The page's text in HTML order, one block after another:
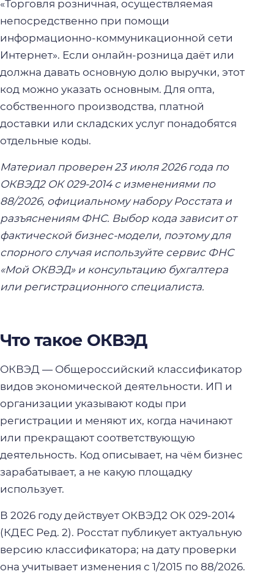
«Торговля розничная, осуществляемая
непосредственно при помощи
информационно-коммуникационной сети
Интернет». Если онлайн-розница даёт или
должна давать основную долю выручки, этот
код можно указать основным. Для опта,
собственного производства, платной
доставки или складских услуг понадобятся
отдельные коды.
Материал проверен 23 июля 2026 года по
ОКВЭД2 ОК 029-2014 с изменениями по
88/2026, официальному набору Росстата и
разъяснениям ФНС. Выбор кода зависит от
фактической бизнес-модели, поэтому для
спорного случая используйте сервис ФНС
«Мой ОКВЭД» и консультацию бухгалтера
или регистрационного специалиста.
Что такое ОКВЭД
ОКВЭД — Общероссийский классификатор
видов экономической деятельности. ИП и
организации указывают коды при
регистрации и меняют их, когда начинают
или прекращают соответствующую
деятельность. Код описывает, на чём бизнес
зарабатывает, а не какую площадку
использует.
В 2026 году действует ОКВЭД2 ОК 029-2014
(КДЕС Ред. 2). Росстат публикует актуальную
версию классификатора; на дату проверки
она учитывает изменения с 1/2015 по 88/2026.